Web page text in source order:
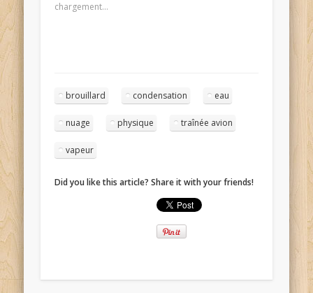
chargement…
brouillard condensation eau
nuage physique traînée avion
vapeur
Did you like this article? Share it with your friends!